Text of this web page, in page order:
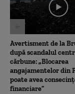
seconds
Avertisment de la
după scandalul
cărbune: „Blocarea
angajamentelor din
poate avea
financiare”